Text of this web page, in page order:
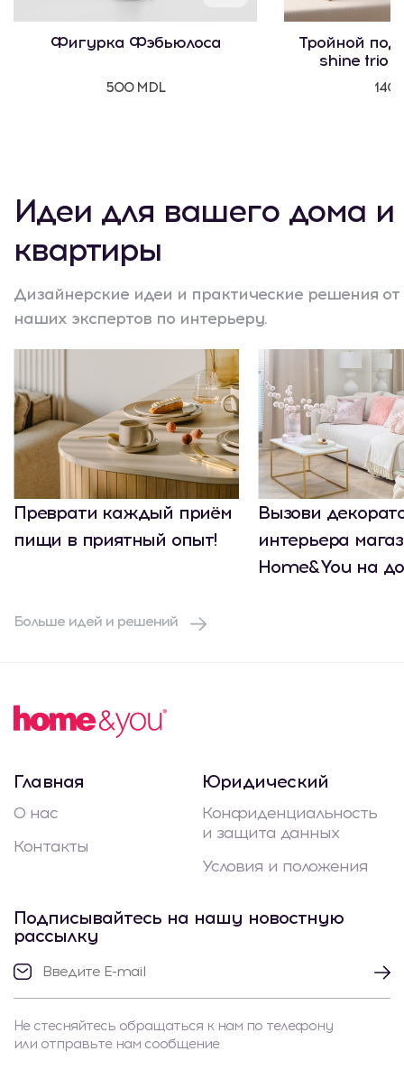
Фигурка Фэбьюлоса
500 MDL
Тройной
shine trio
Идеи для вашего дома и
квартиры
Дизайнерские идеи и практические решения от
наших экспертов по интерьеру.
Преврати каждый приём
пищи в приятный опыт!
Вызови
интерьера
Home&You на
Больше идей и решений
Главная
О нас
Контакты
Юридический
Конфиденциальность
и защита данных
Условия и положения
Подписывайтесь на нашу новостную
рассылку
Не стесняйтесь обращаться к нам по телефону
или отправьте нам сообщение